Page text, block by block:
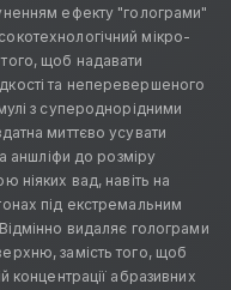
ефекту "голограми"
мікро-
щоб надавати
та неперевершеного
з супероднорідними
миттєво усувати
аншліфи до розміру
ніяких вад, навіть на
під екстремальним
видаляє голограми
замість того, щоб
концентрації абразивних